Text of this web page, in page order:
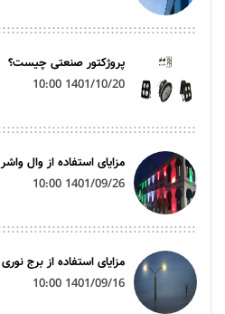
پروژکتور صنعتی چیست؟
1401/10/20 10:00
مزایای استفاده از وال واشر
1401/09/26 10:00
مزایای استفاده از برج نوری
1401/09/16 10:00